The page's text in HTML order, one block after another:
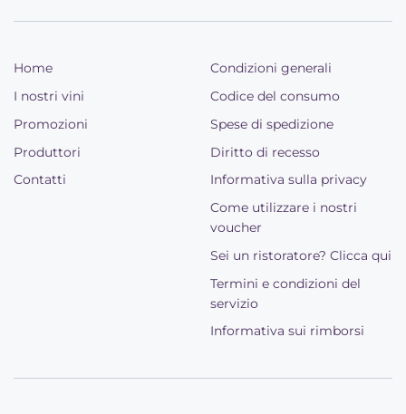
Home
I nostri vini
Promozioni
Produttori
Contatti
Condizioni generali
Codice del consumo
Spese di spedizione
Diritto di recesso
Informativa sulla privacy
Come utilizzare i nostri
voucher
Sei un ristoratore? Clicca qui
Termini e condizioni del
servizio
Informativa sui rimborsi